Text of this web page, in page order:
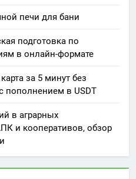
печи для бани
подготовка по
в онлайн-формате
за 5 минут без
пополнением в USDT
в аграрных
и кооперативов, обзор